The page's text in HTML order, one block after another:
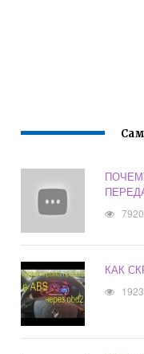
7920
КАК
1923